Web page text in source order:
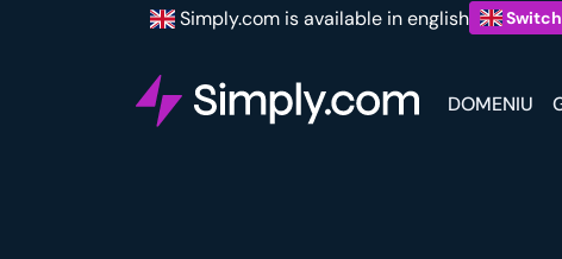
Simply.com is available in english Switch
DOMENIU